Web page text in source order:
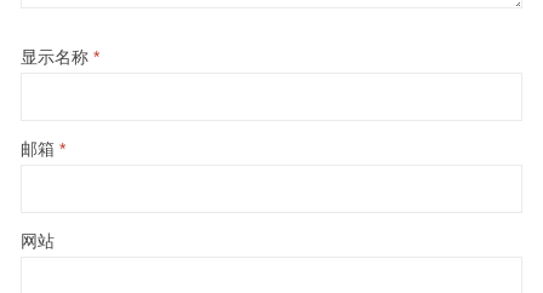
显示名称 *
邮箱 *
网站